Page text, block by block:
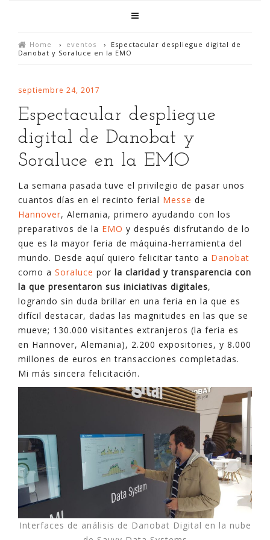
Home › eventos › Espectacular despliegue digital de
Danobat y Soraluce en la EMO
septiembre 24, 2017
Espectacular despliegue
digital de Danobat y
Soraluce en la EMO
La semana pasada tuve el privilegio de pasar unos
cuantos días en el recinto ferial Messe de
Hannover, Alemania, primero ayudando con los
preparativos de la EMO y después disfrutando de lo
que es la mayor feria de máquina-herramienta del
mundo. Desde aquí quiero felicitar tanto a Danobat
como a Soraluce por la claridad y transparencia con
la que presentaron sus iniciativas digitales,
logrando sin duda brillar en una feria en la que es
difícil destacar, dadas las magnitudes en las que se
mueve; 130.000 visitantes extranjeros (la feria es
en Hannover, Alemania), 2.200 expositories, y 8.000
millones de euros en transacciones completadas.
Mi más sincera felicitación.
Interfaces de análisis de Danobat Digital en la nube